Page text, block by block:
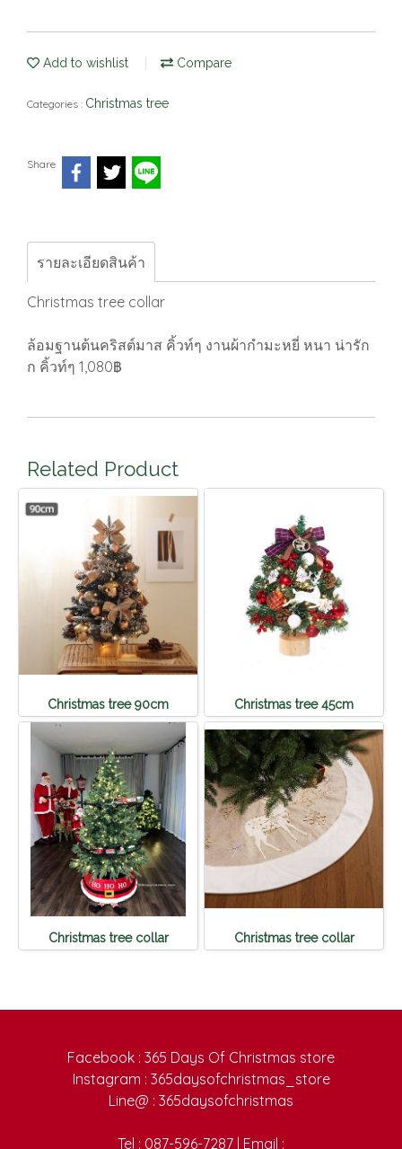
Add to wishlist Compare
Categories : Christmas tree
Share
รายละเอียดสินค้า
Christmas tree collar
ล้อมฐานต้นคริสต์มาส คิ้วท์ๆ งานผ้ากำมะหยี่ หนา น่ารัก
ก คิ้วท์ๆ 1,080฿
Related Product
Christmas tree 90cm Christmas tree 45cm
Christmas tree collar Christmas tree collar
Facebook : 365 Days Of Christmas store
Instagram : 365daysofchristmas_store
Line@ : 365daysofchristmas
Tel : 087-596-7287 | Email :